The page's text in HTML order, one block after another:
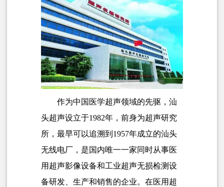
作为中国医学超声领域的先驱，汕
头超声设立于1982年，前身为超声研究
所，最早可以追溯到1957年成立的汕头
无线电厂，是国内唯一一家同时从事医
用超声影像设备和工业超声无损检测设
备研发、生产和销售的企业。在医用超